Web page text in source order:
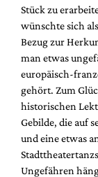
Podcast
Service
Shop / Abo
Newsletter
Redaktion
Autor:innen
Partner
Mediadaten
Stück zu
wünschte sich
Bezug zur
man etwas
europäisch-
gehört. Zum
historischen
Gebilde, die auf
und eine etwas
Ungefähren